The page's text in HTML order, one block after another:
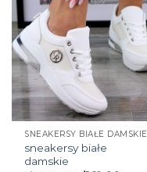
SNEAKERSY BIAŁE DAMSKIE
sneakersy białe
damskie